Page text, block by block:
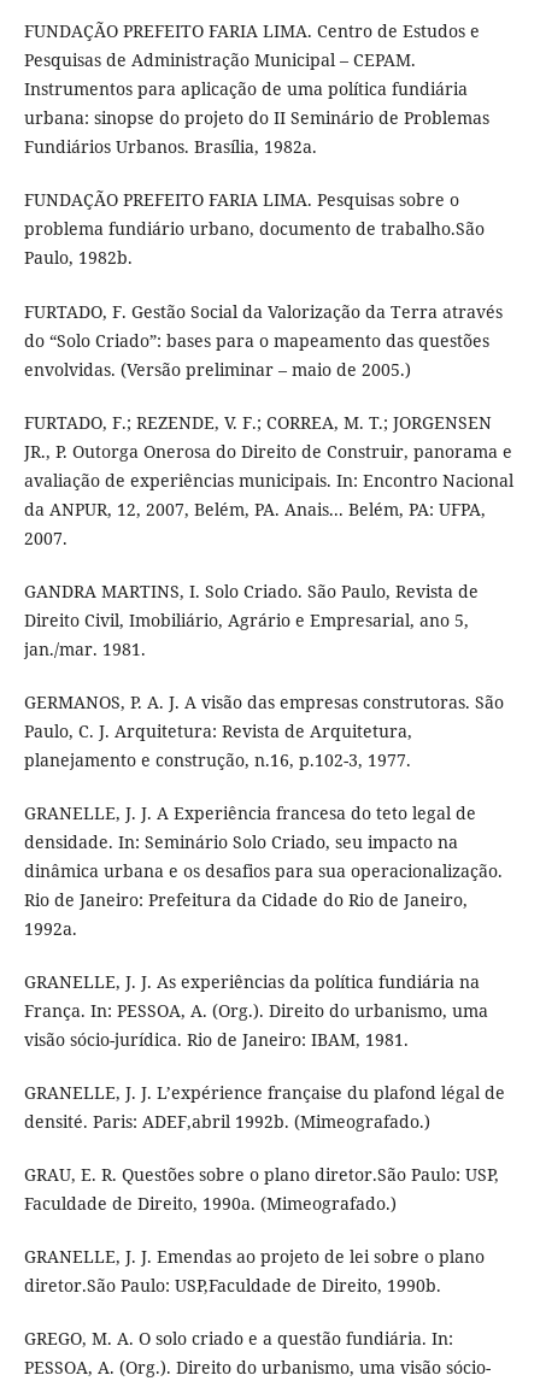
FUNDAÇÃO PREFEITO FARIA LIMA. Centro de Estudos e
Pesquisas de Administração Municipal – CEPAM.
Instrumentos para aplicação de uma política fundiária
urbana: sinopse do projeto do II Seminário de Problemas
Fundiários Urbanos. Brasília, 1982a.
FUNDAÇÃO PREFEITO FARIA LIMA. Pesquisas sobre o
problema fundiário urbano, documento de trabalho.São
Paulo, 1982b.
FURTADO, F. Gestão Social da Valorização da Terra através
do “Solo Criado”: bases para o mapeamento das questões
envolvidas. (Versão preliminar – maio de 2005.)
FURTADO, F.; REZENDE, V. F.; CORREA, M. T.; JORGENSEN
JR., P. Outorga Onerosa do Direito de Construir, panorama e
avaliação de experiências municipais. In: Encontro Nacional
da ANPUR, 12, 2007, Belém, PA. Anais... Belém, PA: UFPA,
2007.
GANDRA MARTINS, I. Solo Criado. São Paulo, Revista de
Direito Civil, Imobiliário, Agrário e Empresarial, ano 5,
jan./mar. 1981.
GERMANOS, P. A. J. A visão das empresas construtoras. São
Paulo, C. J. Arquitetura: Revista de Arquitetura,
planejamento e construção, n.16, p.102-3, 1977.
GRANELLE, J. J. A Experiência francesa do teto legal de
densidade. In: Seminário Solo Criado, seu impacto na
dinâmica urbana e os desafios para sua operacionalização.
Rio de Janeiro: Prefeitura da Cidade do Rio de Janeiro,
1992a.
GRANELLE, J. J. As experiências da política fundiária na
França. In: PESSOA, A. (Org.). Direito do urbanismo, uma
visão sócio-jurídica. Rio de Janeiro: IBAM, 1981.
GRANELLE, J. J. L’expérience française du plafond légal de
densité. Paris: ADEF,abril 1992b. (Mimeografado.)
GRAU, E. R. Questões sobre o plano diretor.São Paulo: USP,
Faculdade de Direito, 1990a. (Mimeografado.)
GRANELLE, J. J. Emendas ao projeto de lei sobre o plano
diretor.São Paulo: USP,Faculdade de Direito, 1990b.
GREGO, M. A. O solo criado e a questão fundiária. In:
PESSOA, A. (Org.). Direito do urbanismo, uma visão sócio-